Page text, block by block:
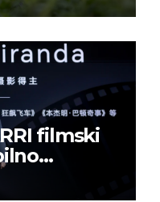
filmski